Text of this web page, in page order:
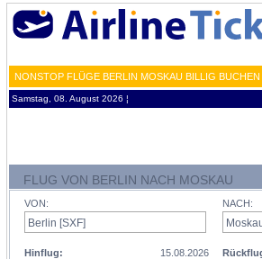
NONSTOP FLÜGE BERLIN MOSKAU BILLIG
Samstag, 08. August 2026 ¦
FLUG VON BERLIN NACH MOSKAU
VON:
Hinflug: 15.08.2026
NACH: